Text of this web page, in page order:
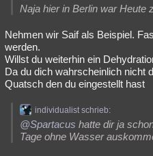
Naja hier in Berlin war Heute
Nehmen wir Saif als Beispiel.
werden.
Willst du weiterhin ein
Da du dich wahrscheinlich nicht
Quatsch den du eingestellt hast
individualist schrieb:
@Spartacus hatte dir ja
Tage ohne Wasser